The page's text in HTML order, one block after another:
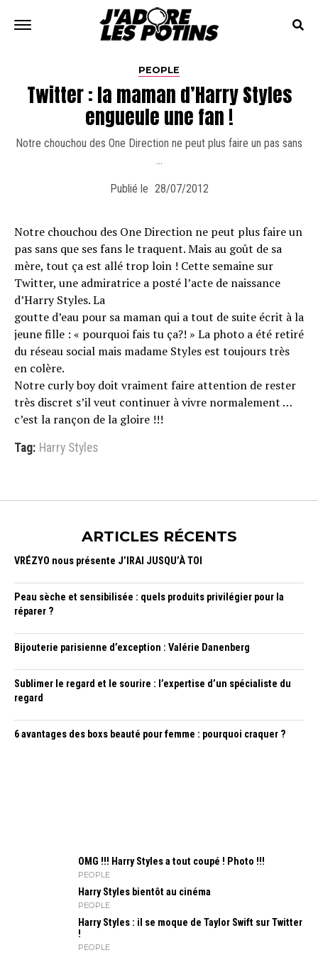
PEOPLE
Twitter : la maman d’Harry Styles
engueule une fan !
Notre chouchou des One Direction ne peut plus faire un pas sans
…
Publié le 28/07/2012
Notre chouchou des One Direction ne peut plus faire un
pas sans que ses fans le traquent. Mais au goût de sa
mère, tout ça est allé trop loin ! Cette semaine sur
Twitter, une admiratrice a posté l’acte de naissance
d’Harry Styles. La
goutte d’eau pour sa maman qui a tout de suite écrit à la
jeune fille : « pourquoi fais tu ça?! » La photo a été retiré
du réseau social mais madame Styles est toujours très
en colère.
Notre curly boy doit vraiment faire attention de rester
très discret s’il veut continuer à vivre normalement …
c’est la rançon de la gloire !!!
Tag: Harry Styles
ARTICLES RÉCENTS
VRÉZYO nous présente J’IRAI JUSQU’À TOI
Peau sèche et sensibilisée : quels produits privilégier pour la
réparer ?
Bijouterie parisienne d’exception : Valérie Danenberg
Sublimer le regard et le sourire : l’expertise d’un spécialiste du
regard
6 avantages des boxs beauté pour femme : pourquoi craquer ?
OMG !!! Harry Styles a tout coupé ! Photo !!!
PEOPLE
Harry Styles bientôt au cinéma
PEOPLE
Harry Styles : il se moque de Taylor Swift sur Twitter
!
PEOPLE